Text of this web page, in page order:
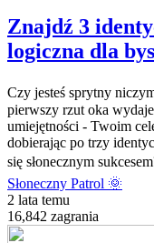
Znajdź 3
logiczna dla
Czy jesteś sprytny
pierwszy rzut oka
umiejętności - Twoim
dobierając po trzy
się słonecznym
Słoneczny Patrol 🌞
2 lata temu
16,842 zagrania